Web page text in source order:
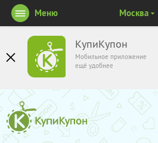
КупиКупон
Мобильное приложение
ещё удобнее
Меню Москва